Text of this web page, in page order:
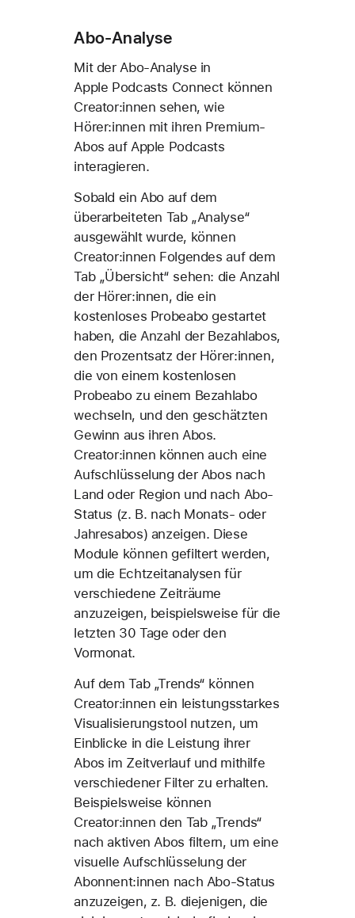
Abo-Analyse
Mit der Abo-Analyse in
Apple Podcasts Connect können
Creator:innen sehen, wie
Hörer:innen mit ihren Premium-
Abos auf Apple Podcasts
interagieren.
Sobald ein Abo auf dem
überarbeiteten Tab „Analyse“
ausgewählt wurde, können
Creator:innen Folgendes auf dem
Tab „Übersicht“ sehen: die Anzahl
der Hörer:innen, die ein
kostenloses Probeabo gestartet
haben, die Anzahl der Bezahlabos,
den Prozentsatz der Hörer:innen,
die von einem kostenlosen
Probeabo zu einem Bezahlabo
wechseln, und den geschätzten
Gewinn aus ihren Abos.
Creator:innen können auch eine
Aufschlüsselung der Abos nach
Land oder Region und nach Abo-
Status (z. B. nach Monats- oder
Jahresabos) anzeigen. Diese
Module können gefiltert werden,
um die Echtzeitanalysen für
verschiedene Zeiträume
anzuzeigen, beispielsweise für die
letzten 30 Tage oder den
Vormonat.
Auf dem Tab „Trends“ können
Creator:innen ein leistungsstarkes
Visualisierungstool nutzen, um
Einblicke in die Leistung ihrer
Abos im Zeitverlauf und mithilfe
verschiedener Filter zu erhalten.
Beispielsweise können
Creator:innen den Tab „Trends“
nach aktiven Abos filtern, um eine
visuelle Aufschlüsselung der
Abonnent:innen nach Abo-Status
anzuzeigen, z. B. diejenigen, die